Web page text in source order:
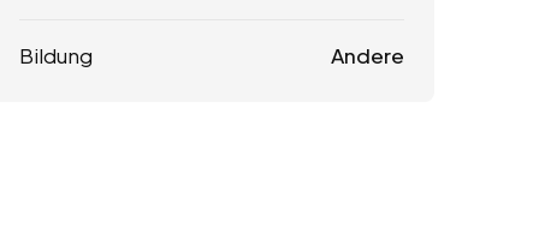
Bildung Andere